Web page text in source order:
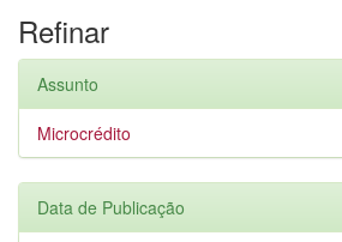
Refinar
Assunto
Microcrédito
Data de Publicação